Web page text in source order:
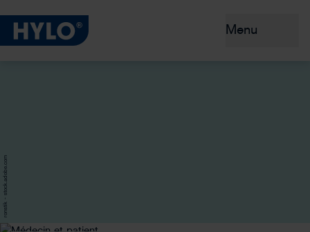
Menu
ronstik - stock.adobe.com